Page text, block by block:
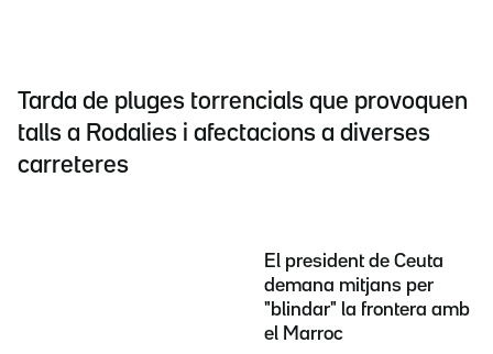
Tarda de pluges torrencials que provoquen
talls a Rodalies i afectacions a diverses
carreteres
El president de Ceuta
demana mitjans per
"blindar" la frontera amb
el Marroc